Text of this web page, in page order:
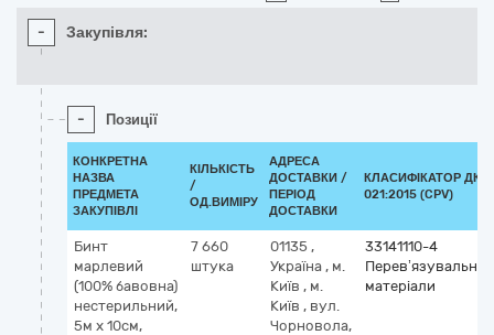
- Закупівля:
- Позиції
КОНКРЕТНА
НАЗВА
ПРЕДМЕТА
ЗАКУПІВЛІ
КІЛЬКІСТЬ
/
ОД.ВИМІРУ
АДРЕСА
ДОСТАВКИ /
ПЕРІОД
ДОСТАВКИ
КЛАСИФІКАТОР ДК
021:2015 (CPV)
Бинт
марлевий
(100% бавовна)
нестерильний,
5м х 10см,
7 660
штука
01135 ,
Україна , м.
Київ , м.
Київ , вул.
Чорновола,
33141110-4
Перев’язувальні
матеріали